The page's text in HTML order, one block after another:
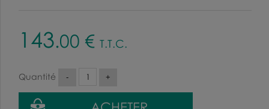
143.00 € T.T.C.
Quantité